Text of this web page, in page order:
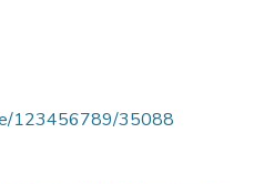
123456789/35088